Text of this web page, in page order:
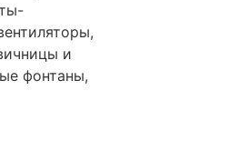
и
фонтаны,